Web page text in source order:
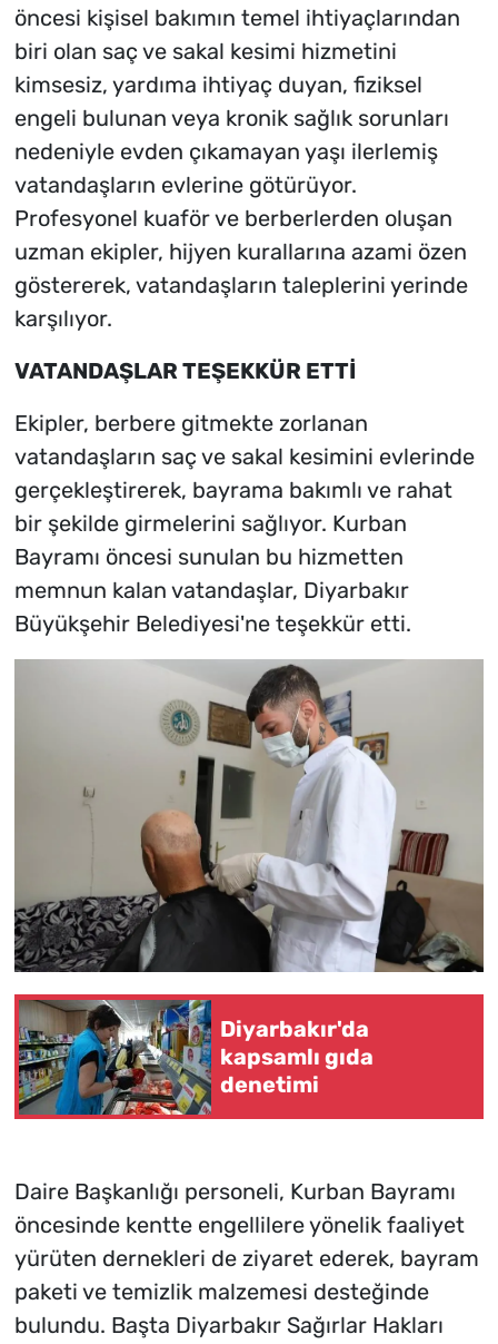
öncesi kişisel bakımın temel ihtiyaçlarından
biri olan saç ve sakal kesimi hizmetini
kimsesiz, yardıma ihtiyaç duyan, fiziksel
engeli bulunan veya kronik sağlık sorunları
nedeniyle evden çıkamayan yaşı ilerlemiş
vatandaşların evlerine götürüyor.
Profesyonel kuaför ve berberlerden oluşan
uzman ekipler, hijyen kurallarına azami özen
göstererek, vatandaşların taleplerini yerinde
karşılıyor.
VATANDAŞLAR TEŞEKKÜR ETTİ
Ekipler, berbere gitmekte zorlanan
vatandaşların saç ve sakal kesimini evlerinde
gerçekleştirerek, bayrama bakımlı ve rahat
bir şekilde girmelerini sağlıyor. Kurban
Bayramı öncesi sunulan bu hizmetten
memnun kalan vatandaşlar, Diyarbakır
Büyükşehir Belediyesi'ne teşekkür etti.
Diyarbakır'da
kapsamlı gıda
denetimi
Daire Başkanlığı personeli, Kurban Bayramı
öncesinde kentte engellilere yönelik faaliyet
yürüten dernekleri de ziyaret ederek, bayram
paketi ve temizlik malzemesi desteğinde
bulundu. Başta Diyarbakır Sağırlar Hakları